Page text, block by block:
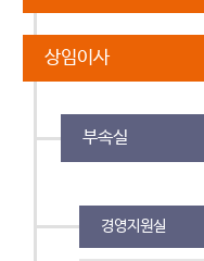
상임이사
부속실
경영지원실